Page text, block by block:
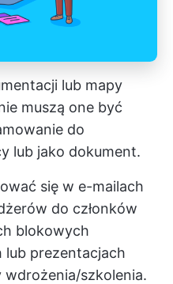
lub mapy
muszą one być
do
lub jako dokument.
się w e-mailach
do członków
blokowych
lub prezentacjach
szkolenia.